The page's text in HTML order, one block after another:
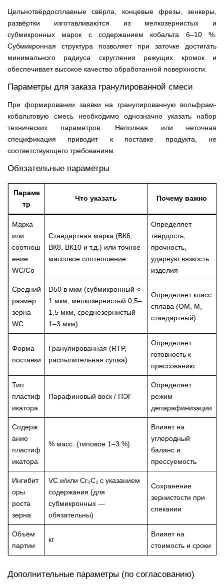
Цельнотвёрдосплавные свёрла, концевые фрезы, зенкеры,
развёртки изготавливаются из мелкозернистых и
субмикронных марок с содержанием кобальта 6–10 %.
Субмикронная структура позволяет при заточке достигать
минимального радиуса скругления режущих кромок и
обеспечивает высокое качество обработанной поверхности.
Параметры для заказа гранулированной смеси
При формировании заявки на гранулированную вольфрам-
кобальтовую смесь необходимо однозначно указать набор
технических параметров. Неполная или неточная
спецификация приводит к поставке продукта, не
соответствующего требованиям.
Обязательные параметры
Параме
тр
Что указать Почему важно
Марка
или
соотнош
ение
WC/Co
Стандартная марка (ВК6,
ВК8, ВК10 и т.д.) или точное
массовое соотношение
Определяет
твёрдость,
прочность,
ударную вязкость
изделия
Средний
размер
зерна
WC
D50 в мкм (субмикронный <
1 мкм, мелкозернистый 0,5–
1,5 мкм, среднезернистый
1–3 мкм)
Определяет класс
сплава (ОМ, М,
стандартный)
Форма
поставки
Гранулированная (RTP,
распылительная сушка)
Определяет
готовность к
прессованию
Тип
пластиф
икатора
Парафиновый воск / ПЭГ
Определяет
режим
депарафинизации
Содерж
ание
пластиф
икатора
% масс. (типовое 1–3 %)
Влияет на
углеродный
баланс и
прессуемость
Ингибит
оры
роста
зерна
VC и/или Cr₃C₂ с указанием
содержания (для
субмикронных —
обязательны)
Сохранение
зернистости при
спекании
Объём
партии
кг
Влияет на
стоимость и сроки
Дополнительные параметры (по согласованию)